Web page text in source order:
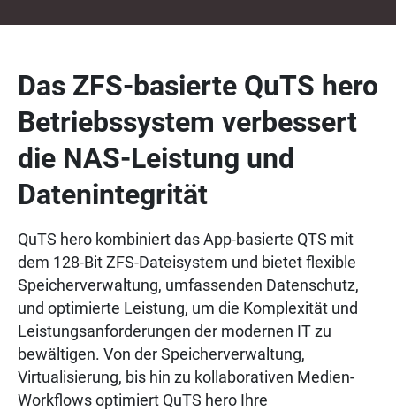
Das ZFS-basierte QuTS hero
Betriebssystem verbessert
die NAS-Leistung und
Datenintegrität
QuTS hero kombiniert das App-basierte QTS mit
dem 128-Bit ZFS-Dateisystem und bietet flexible
Speicherverwaltung, umfassenden Datenschutz,
und optimierte Leistung, um die Komplexität und
Leistungsanforderungen der modernen IT zu
bewältigen. Von der Speicherverwaltung,
Virtualisierung, bis hin zu kollaborativen Medien-
Workflows optimiert QuTS hero Ihre